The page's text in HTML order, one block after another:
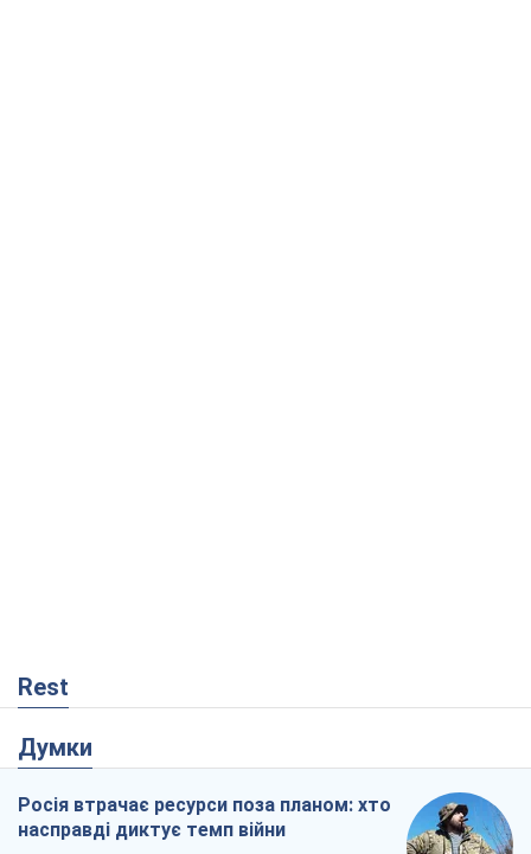
Rest
Думки
Росія втрачає ресурси поза планом: хто
насправді диктує темп війни